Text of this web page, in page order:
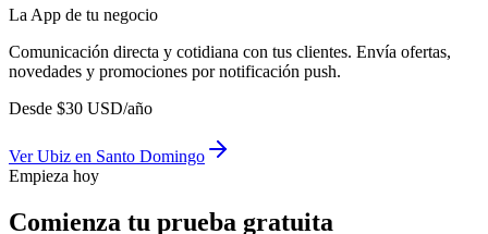
La App de tu negocio
Comunicación directa y cotidiana con tus clientes. Envía ofertas,
novedades y promociones por notificación push.
Desde $30 USD/año
VerUbiz en Santo Domingo
Empieza hoy
Comienza tu prueba gratuita